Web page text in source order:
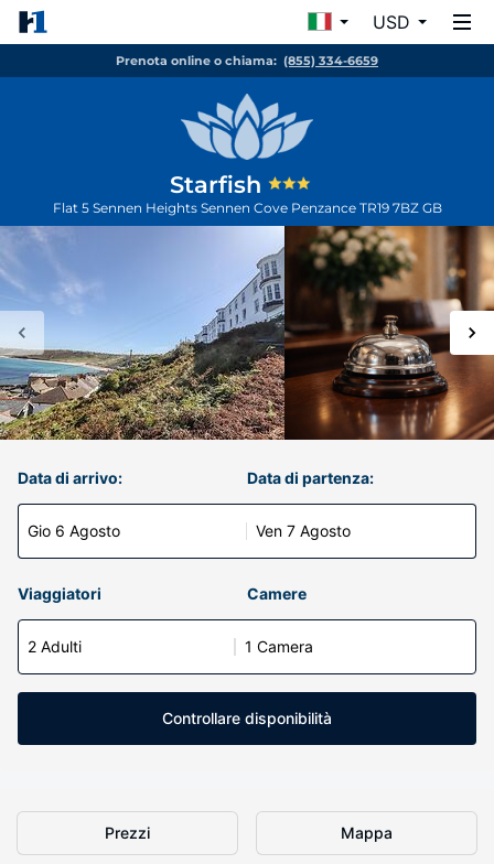
USD
Prenota online o chiama: (855) 334-6659
Starfish
Flat 5 Sennen Heights Sennen Cove Penzance TR19 7BZ GB
Data di arrivo:
Gio 6 Agosto
Data di partenza:
Ven 7 Agosto
Viaggiatori Camere
2 Adulti 1 Camera
Controllare disponibilità
Prezzi Mappa